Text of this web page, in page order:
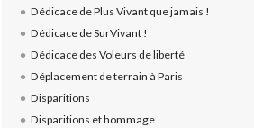
Dédicace de Plus Vivant que jamais !
Dédicace de SurVivant !
Dédicace des Voleurs de liberté
Déplacement de terrain à Paris
Disparitions
Disparitions et hommage